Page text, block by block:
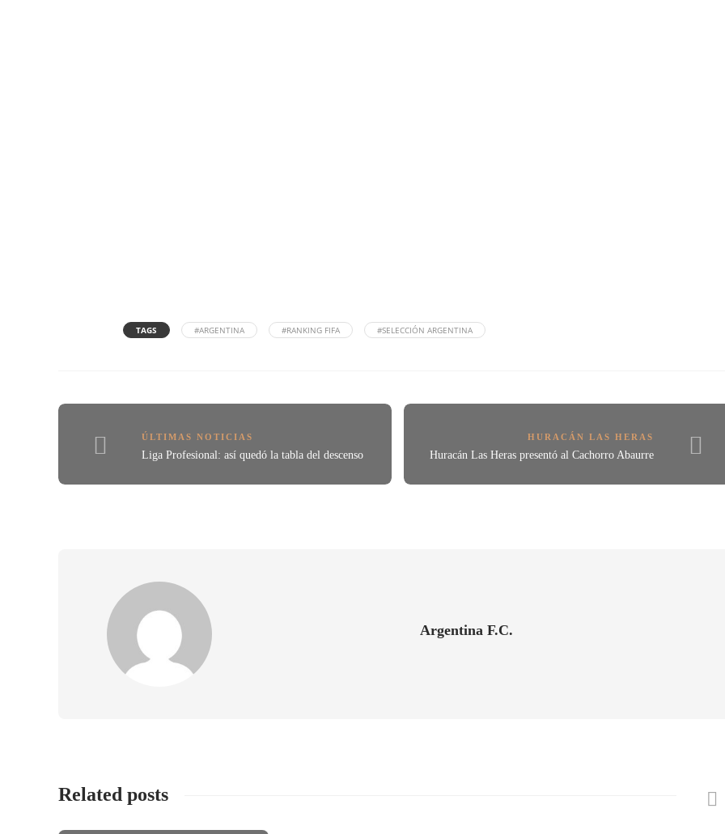
TAGS #ARGENTINA #RANKING FIFA #SELECCIÓN ARGENTINA
ÚLTIMAS NOTICIAS
Liga Profesional: así quedó la tabla del descenso
HURACÁN LAS HERAS
Huracán Las Heras presentó al Cachorro Abaurre
Argentina F.C.
Related posts